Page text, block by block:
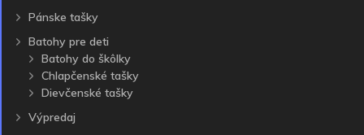
Pánske tašky
Batohy pre deti
Batohy do škôlky
Chlapčenské tašky
Dievčenské tašky
Výpredaj